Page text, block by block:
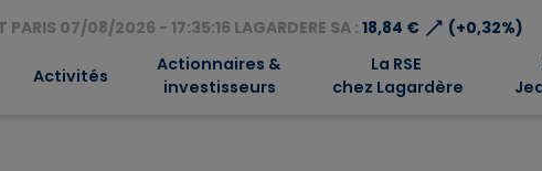
PARIS 07/08/2026 - 17:35:16 LAGARDERE SA : 18,84 €⟶ (+0,32%)
Activités
Actionnaires &
investisseurs
La RSE
chez Lagardère